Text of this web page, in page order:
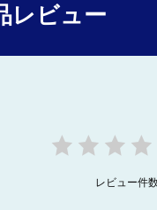
レビュー
レビュー件